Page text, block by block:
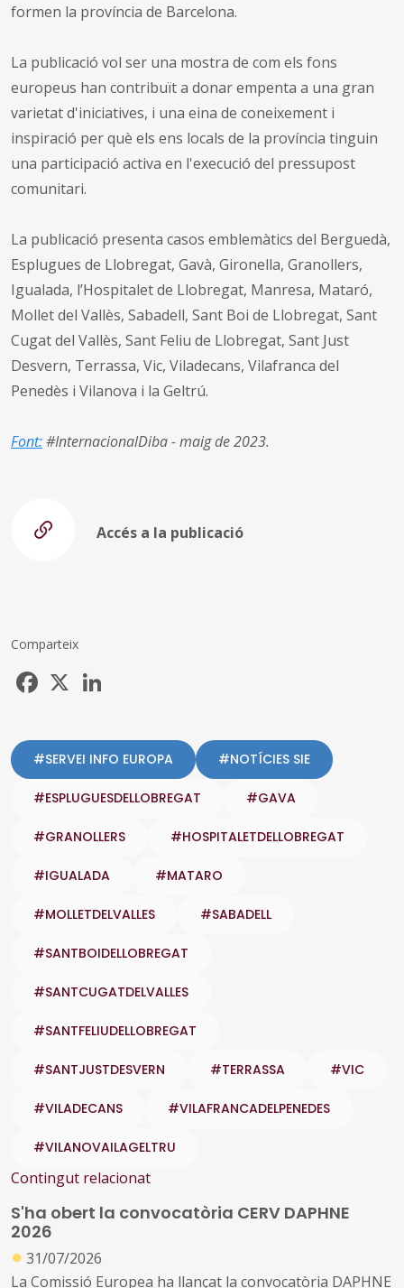
formen la província de Barcelona.
La publicació vol ser una mostra de com els fons
europeus han contribuït a donar empenta a una gran
varietat d'iniciatives, i una eina de coneixement i
inspiració per què els ens locals de la província tinguin
una participació activa en l'execució del pressupost
comunitari.
La publicació presenta casos emblemàtics del Berguedà,
Esplugues de Llobregat, Gavà, Gironella, Granollers,
Igualada, l’Hospitalet de Llobregat, Manresa, Mataró,
Mollet del Vallès, Sabadell, Sant Boi de Llobregat, Sant
Cugat del Vallès, Sant Feliu de Llobregat, Sant Just
Desvern, Terrassa, Vic, Viladecans, Vilafranca del
Penedès i Vilanova i la Geltrú.
Font:#InternacionalDiba - maig de 2023.
Accés a la publicació
Comparteix
Facebook
#SERVEI INFO EUROPA #NOTÍCIES SIE
#ESPLUGUESDELLOBREGAT #GAVA
#GRANOLLERS #HOSPITALETDELLOBREGAT
#IGUALADA #MATARO
#MOLLETDELVALLES #SABADELL
#SANTBOIDELLOBREGAT
#SANTCUGATDELVALLES
#SANTFELIUDELLOBREGAT
#SANTJUSTDESVERN #TERRASSA #VIC
#VILADECANS #VILAFRANCADELPENEDES
#VILANOVAILAGELTRU
Contingut relacionat
S'ha obert la convocatòria CERV DAPHNE
2026
● 31/07/2026
La Comissió Europea ha llançat la convocatòria DAPHNE